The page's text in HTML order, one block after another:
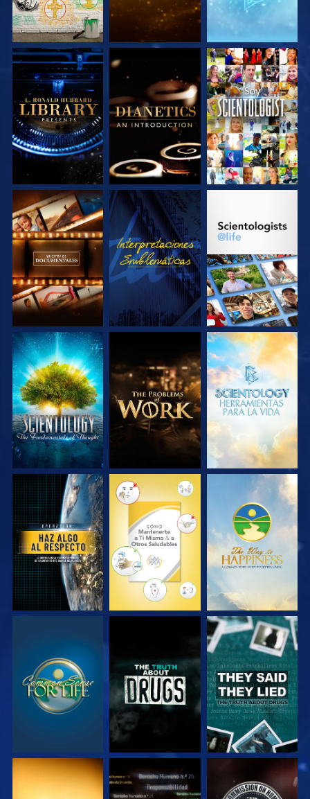
EXPLORA LAS
SERIES
EXPLORA LAS
SERIES
VE
EXPLORA LAS
SERIES
VE
EXPLORA LAS
EXPLORA LAS
SERIES
EXPLORA LAS
SERIES
EXPLORA LAS
SERIES
VE VE VE
VE VE